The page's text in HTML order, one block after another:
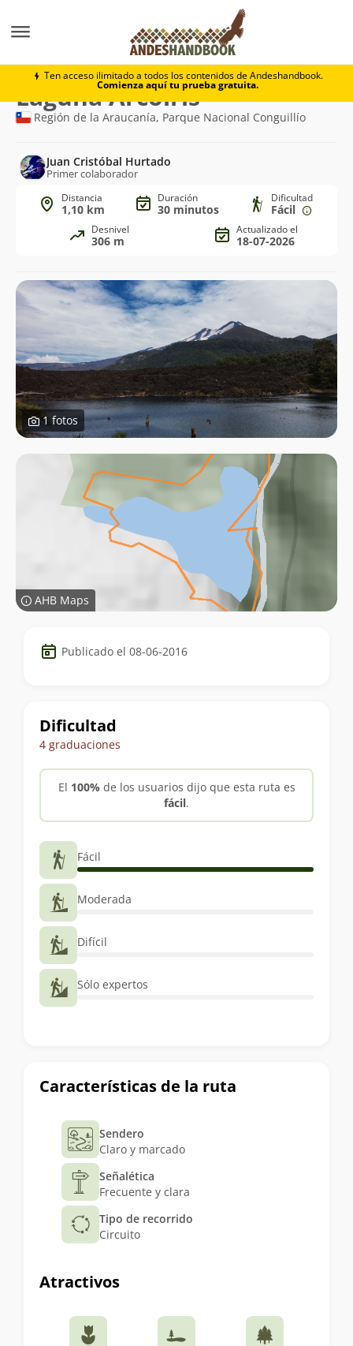
Ten acceso ilimitado a todos los contenidos de Andeshandbook.
Comienza aquí tu prueba gratuita.
Laguna Arcoiris
Ruta
de
trekking
Laguna Arcoiris
Región de la Araucanía, Parque Nacional Conguillío
Juan Cristóbal Hurtado
Primer colaborador
Distancia
1,10 km
Duración
30 minutos
Dificultad
Fácil
Desnivel
306 m
Actualizado el
18-07-2026
1 fotos
AHB Maps
Datos
del Publicado el 08-06-2016
Características de la ruta
Sendero
Claro y marcado
Señalética
Frecuente y clara
Tipo de recorrido
Circuito
Atractivos
Dificultad
4 graduaciones
El 100% de los usuarios dijo que esta ruta es
fácil.
Fácil
Moderada
Difícil
Sólo expertos